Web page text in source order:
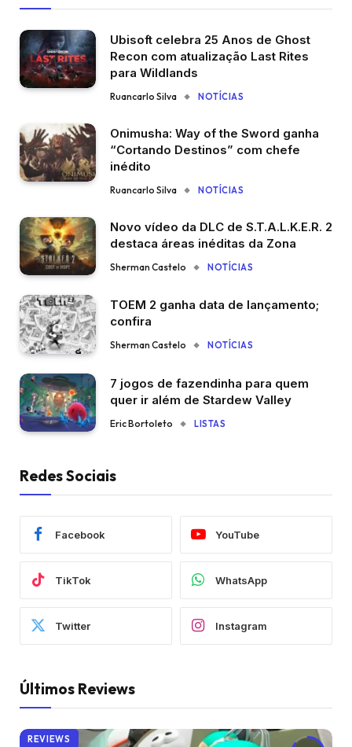
Ubisoft celebra 25 Anos de Ghost
Recon com atualização Last Rites
para Wildlands
Ruancarlo Silva NOTÍCIAS
Onimusha: Way of the Sword ganha
“Cortando Destinos” com chefe
inédito
Ruancarlo Silva NOTÍCIAS
Novo vídeo da DLC de S.T.A.L.K.E.R. 2
destaca áreas inéditas da Zona
Sherman Castelo NOTÍCIAS
TOEM 2 ganha data de lançamento;
confira
Sherman Castelo NOTÍCIAS
7 jogos de fazendinha para quem
quer ir além de Stardew Valley
Eric Bortoleto LISTAS
Redes Sociais
Facebook YouTube
TikTok WhatsApp
Twitter Instagram
Últimos Reviews
REVIEWS